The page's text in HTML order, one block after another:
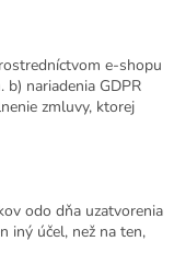
e-shopu
b) nariadenia GDPR
zmluvy, ktorej
odo dňa uzatvorenia
iný účel, než na ten,